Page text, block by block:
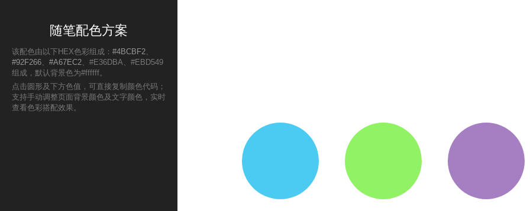
随笔配色方案
该配色由以下HEX色彩组成： #4BCBF2、
#92F266、 #A67EC2、#E36DBA、#EBD549
组成，默认背景色为#ffffff。
点击圆形及下方色值，可直接复制颜色代码；
支持手动调整页面背景颜色及文字颜色，实时
查看色彩搭配效果。